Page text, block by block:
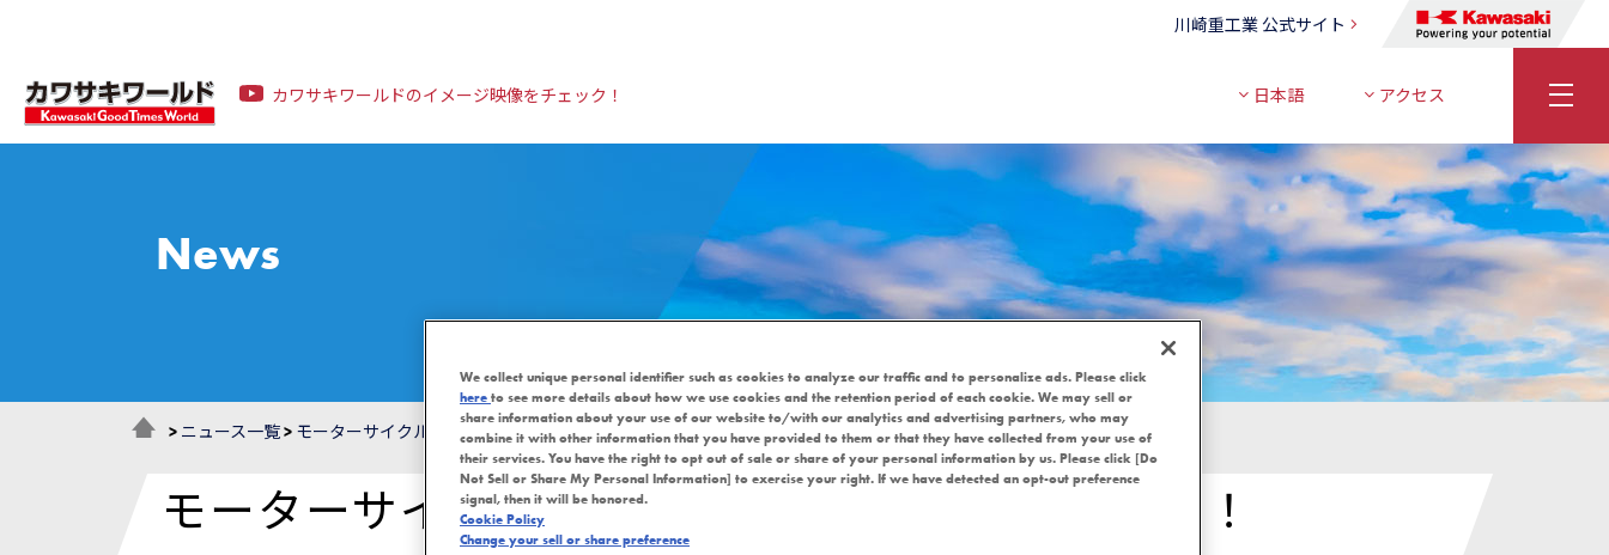
川崎重工業 公式サイト
カワサキワールドのイメージ映像をチェック！ 日本語 アクセス
News
> ニュース一覧> モーターサイクルギャラリー 一部リニューアル！
モーターサイクルギャラリー 一部リニューアル！
We collect unique personal identifier such as cookies to analyze our traffic and to personalize ads. Please click
here to see more details about how we use cookies and the retention period of each cookie. We may sell or
share information about your use of our website to/with our analytics and advertising partners, who may
combine it with other information that you have provided to them or that they have collected from your use of
their services. You have the right to opt out of sale or share of your personal information by us. Please click [Do
Not Sell or Share My Personal Information] to exercise your right. If we have detected an opt-out preference
signal, then it will be honored.
Cookie Policy
Change your sell or share preference